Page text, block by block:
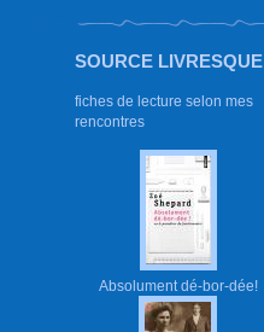
SOURCE LIVRESQUE
fiches de lecture selon mes
rencontres
Absolument dé-bor-dée!